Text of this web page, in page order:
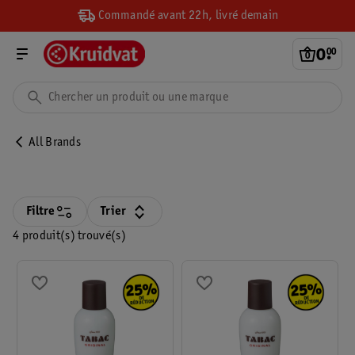
Commandé avant 22h, livré demain
0.
00
All Brands
4 produit(s) trouvé(s)
Filtre Trier